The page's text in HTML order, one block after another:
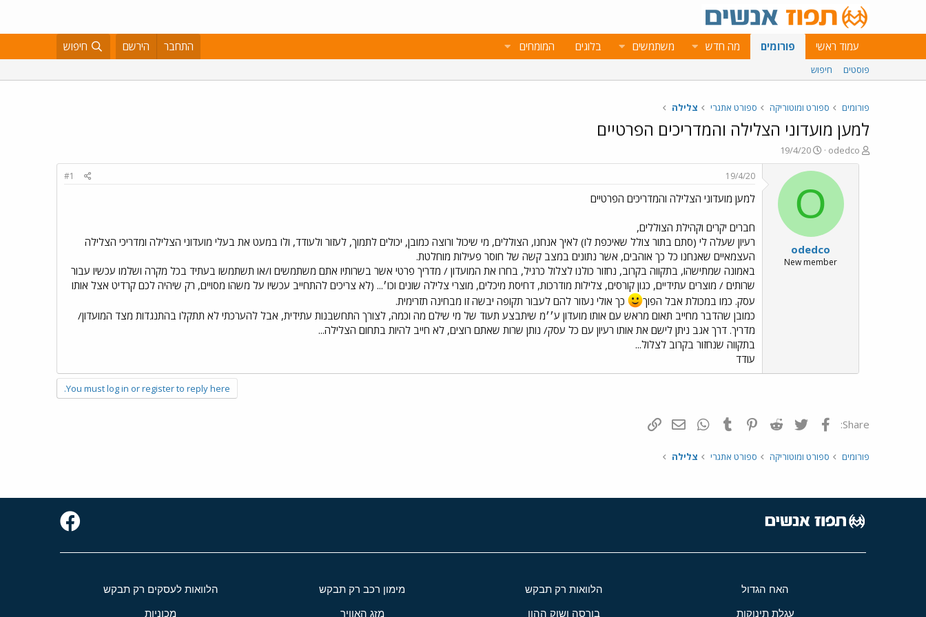
עמוד ראשי פורומים מה חדש משתמשים בלוגים המומחים התחבר הירשם חיפוש
פוסטים חיפוש
פורומים ספורט ומוטוריקה ספורט אתגרי צלילה
למען מועדוני הצלילה והמדריכים הפרטיים
פ
ו
odedco
פ
ו
ר
ס
א
ר
י
19/4/20
O
odedco
New member
19/4/20
#1
למען מועדוני הצלילה והמדריכים הפרטיים
חברים יקרים וקהילת הצוללים,
רעיון שעלה לי (סתם בתור צולל שאיכפת לו) לאיך אנחנו, הצוללים, מי שיכול ורוצה כמובן, יכולים לתמוך, לעזור ולעודד, ולו במעט את בעלי מועדוני הצלילה ומדריכי הצלילה
העצמאיים שאנחנו כל כך אוהבים, אשר נתונים במצב קשה של חוסר פעילות מוחלטת.
באמונה שמתישהו, בתקווה בקרוב, נחזור כולנו לצלול כרגיל, בחרו את המועדון / מדריך פרטי אשר בשרותיו אתם משתמשים ו/או תשתמשו בעתיד בכל מקרה ושלמו עכשיו עבור
שרותים / מוצרים עתידיים, כגון קורסים, צלילות מודרכות, דחיסת מיכלים, מוצרי צלילה שונים וכו׳... (לא צריכים להתחייב עכשיו על משהו מסויים, רק שיהיה לכם קרדיט אצל אותו
עסק. כמו במכולת אבל הפוך
כך אולי נעזור להם לעבור תקופה יבשה זו מבחינה תזרימית.
כמובן שהדבר מחייב תאום מראש עם אותו מועדון ע׳׳מ שיתבצע תעוד של מי שילם מה וכמה, לצורך התחשבנות עתידית, אבל להערכתי לא תתקלו בהתנגדות מצד המועדון/
מדריך. דרך אגב ניתן לישם את אותו רעיון עם כל עסק/ נותן שרות שאתם רוצים, לא חייב להיות בתחום הצלילה...
בתקווה שנחזור בקרוב לצלול...
עודד
You must log in or register to reply here.
Share: פייסבוק Twitter
Reddit
Pinterest
Tumblr
WhatsAppדואר אלקטרוני
פורומים ספורט ומוטוריקה ספורט אתגרי צלילה
האח הגדול הלוואות רק תבקש מימון רכב רק תבקש הלוואות לעסקים רק תבקש
עגלת תינוקות בורסה ושוק ההון מזג האוויר מכוניות